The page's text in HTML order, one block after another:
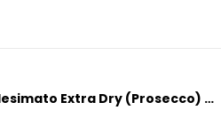
D’O Millesimato Extra Dry (Prosecco) Glas